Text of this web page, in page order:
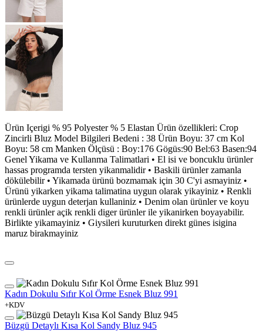
Ürün Içerigi % 95 Polyester % 5 Elastan Ürün özellikleri: Crop
Zincirli Bluz Model Bilgileri Bedeni : 38 Ürün Boyu: 37 cm Kol
Boyu: 58 cm Manken Ölçüsü : Boy:176 Gögüs:90 Bel:63 Basen:94
Genel Yikama ve Kullanma Talimatlari • El isi ve boncuklu ürünler
hassas programda tersten yikanmalidir • Baskili ürünler zamanla
dökülebilir • Yikamada ürünü bozmamak için 30 C'yi asmayiniz •
Ürünü yikarken yikama talimatina uygun olarak yikayiniz • Renkli
ürünlerde uygun deterjan kullaniniz • Denim olan ürünler ve koyu
renkli ürünler açik renkli diger ürünler ile yikanirken boyayabilir.
Birlikte yikamayiniz • Giysileri kuruturken direkt günes isigina
maruz birakmayiniz
Kadın Dokulu Sıfır Kol Örme Esnek Bluz 991
+KDV
Büzgü Detaylı Kısa Kol Sandy Bluz 945